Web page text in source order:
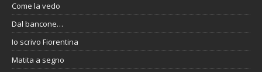
Come la vedo
Dal bancone…
Io scrivo Fiorentina
Matita a segno